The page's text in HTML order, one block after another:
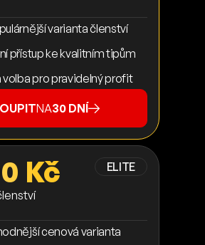
varianta členství
přístup ke kvalitním tipům
volba pro pravidelný profit
NA30 DNÍ
ELITE
Kč
cenová varianta